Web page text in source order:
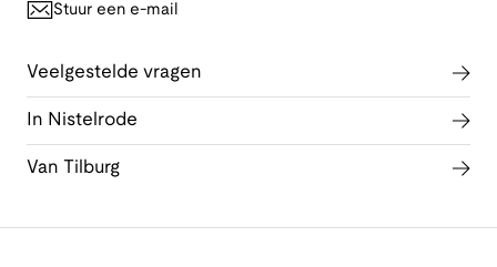
Stuur een e-mail
Veelgestelde vragen
In Nistelrode
Van Tilburg